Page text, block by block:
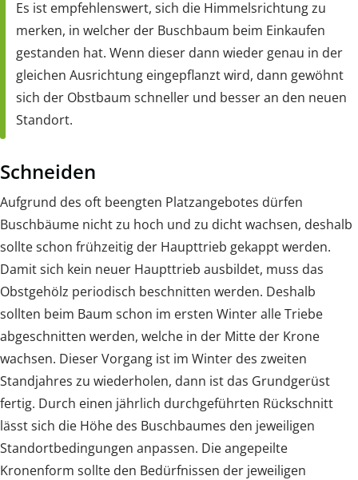
Es ist empfehlenswert, sich die Himmelsrichtung zu
merken, in welcher der Buschbaum beim Einkaufen
gestanden hat. Wenn dieser dann wieder genau in der
gleichen Ausrichtung eingepflanzt wird, dann gewöhnt
sich der Obstbaum schneller und besser an den neuen
Standort.
Schneiden
Aufgrund des oft beengten Platzangebotes dürfen
Buschbäume nicht zu hoch und zu dicht wachsen, deshalb
sollte schon frühzeitig der Haupttrieb gekappt werden.
Damit sich kein neuer Haupttrieb ausbildet, muss das
Obstgehölz periodisch beschnitten werden. Deshalb
sollten beim Baum schon im ersten Winter alle Triebe
abgeschnitten werden, welche in der Mitte der Krone
wachsen. Dieser Vorgang ist im Winter des zweiten
Standjahres zu wiederholen, dann ist das Grundgerüst
fertig. Durch einen jährlich durchgeführten Rückschnitt
lässt sich die Höhe des Buschbaumes den jeweiligen
Standortbedingungen anpassen. Die angepeilte
Kronenform sollte den Bedürfnissen der jeweiligen